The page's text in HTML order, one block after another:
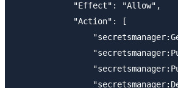
            "Effect": "Allow",
            "Action": [